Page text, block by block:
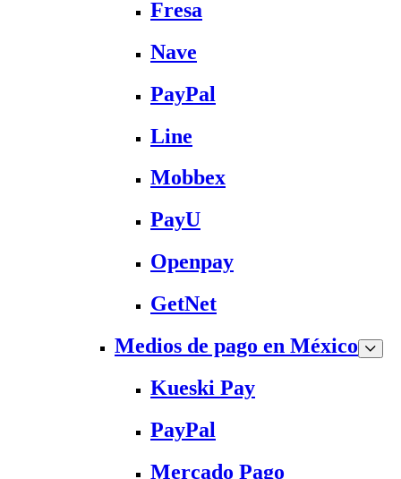
Fresa
Nave
PayPal
Line
Mobbex
PayU
Openpay
GetNet
Medios de pago en México
Kueski Pay
PayPal
Mercado Pago